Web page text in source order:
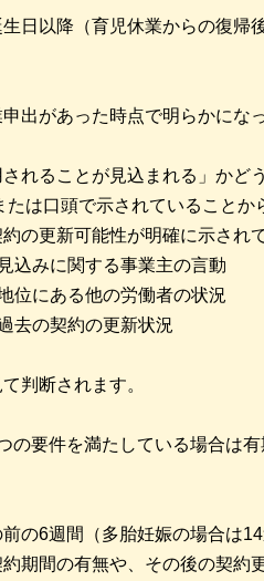
日以降（育児休業からの復帰
出があった時点で明らかにな
されることが見込まれる」か
たは口頭で示されていることか
の更新可能性が明確に示され
込みに関する事業主の言動
位にある他の労働者の状況
去の契約の更新状況
判断されます。
の要件を満たしている場合は
前の6週間（多胎妊娠の場合は
期間の有無や、その後の契約